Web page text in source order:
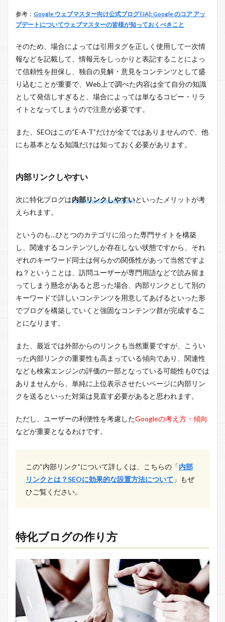
参考： Google ウェブマスター向け公式ブログ [JA]: Google のコア アッ
プデートについてウェブマスターの皆様が知っておくべきこと
そのため、場合によっては引用タグを正しく使用して一次情
報などを記載して、情報元をしっかりと表記することによっ
て信頼性を担保し、独自の見解・意見をコンテンツとして盛
り込むことが重要で、Web上で調べた内容は全て自分の知識
として発信しすぎると、場合によっては単なるコピー・リラ
イトとなってしまうので注意が必要です。
また、SEOはこの“E-A-T”だけが全てではありませんので、他
にも基本となる知識だけは知っておく必要があります。
内部リンクしやすい
次に特化ブログは内部リンクしやすいといったメリットが考
えられます。
というのも…ひとつのカテゴリに沿った専門サイトを構築
し、関連するコンテンツしか存在しない状態ですから、それ
ぞれのキーワード同士は何らかの関係性があって当然ですよ
ね？ということは、訪問ユーザーが専門用語などで読み留ま
ってしまう懸念があると思った場合、内部リンクとして別の
キーワードで詳しいコンテンツを用意してあげるといった形
でブログを構築していくと強固なコンテンツ群が完成するこ
とになります。
また、最近では外部からのリンクも当然重要ですが、こうい
った内部リンクの重要性も高まっている傾向であり、関連性
なども検索エンジンの評価の一部となっている可能性も0では
ありませんから、単純に上位表示させたいページに内部リン
クを送るといった対策は見直す必要があると思われます。
ただし、ユーザーの利便性を考慮したGoogleの考え方・傾向
などが重要となるわけです。
この“内部リンク”について詳しくは、こちらの「内部
リンクとは？SEOに効果的な設置方法について 」もぜ
ひご覧ください。
特化ブログの作り方